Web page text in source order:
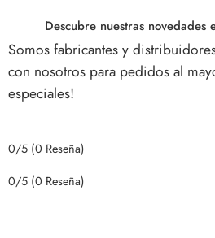
Descubre nuestras novedades
Somos fabricantes y
con nosotros para pedidos al
especiales!
0/5 (0 Reseña)
0/5 (0 Reseña)